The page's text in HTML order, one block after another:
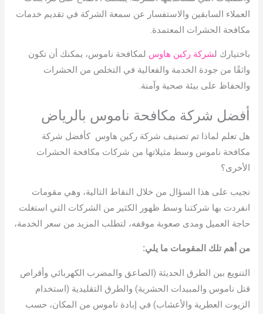
العملاء السابقين والاستفسار عن سمعة الشركة في تقديم خدمات
مكافحة الحشرات المعتمدة.
باختيارك لشركة ركين هاوس لمكافحة ناموس، يمكنك أن تكون
واثقًا من جودة الخدمة والفعالية في التخلص من الحشرات
والحفاظ على بيئة صحية وآمنة.
أفضل شركة مكافحة ناموس بالرياض
هل تعلم لماذا تم تصنيف شركة ركين هاوس كأفضل شركة
مكافحة ناموس وسط مثيلاتها من شركات مكافحة الحشرات
الأخرى؟
نجيب على هذا السؤال من خلال النقاط التالية، وهي مقومات
انفردت بها شركتنا وسط ظهور الكثير من الشركات التي استغلت
حاجة العميل ومدى صعوبة موقفه، لتطلب المزيد من سعر الخدمة،
من أهم تلك المقومات ما يلي:
التنويع بين الطرق الحديثة (الصاعق والمضرب الكهربائي وأقراص
قتل ناموس والمبيدات الحشرية) والطرق التقليدية (استخدام
الزيوت العطرية والأعشاب) في إبادة ناموس من المكان، حسب